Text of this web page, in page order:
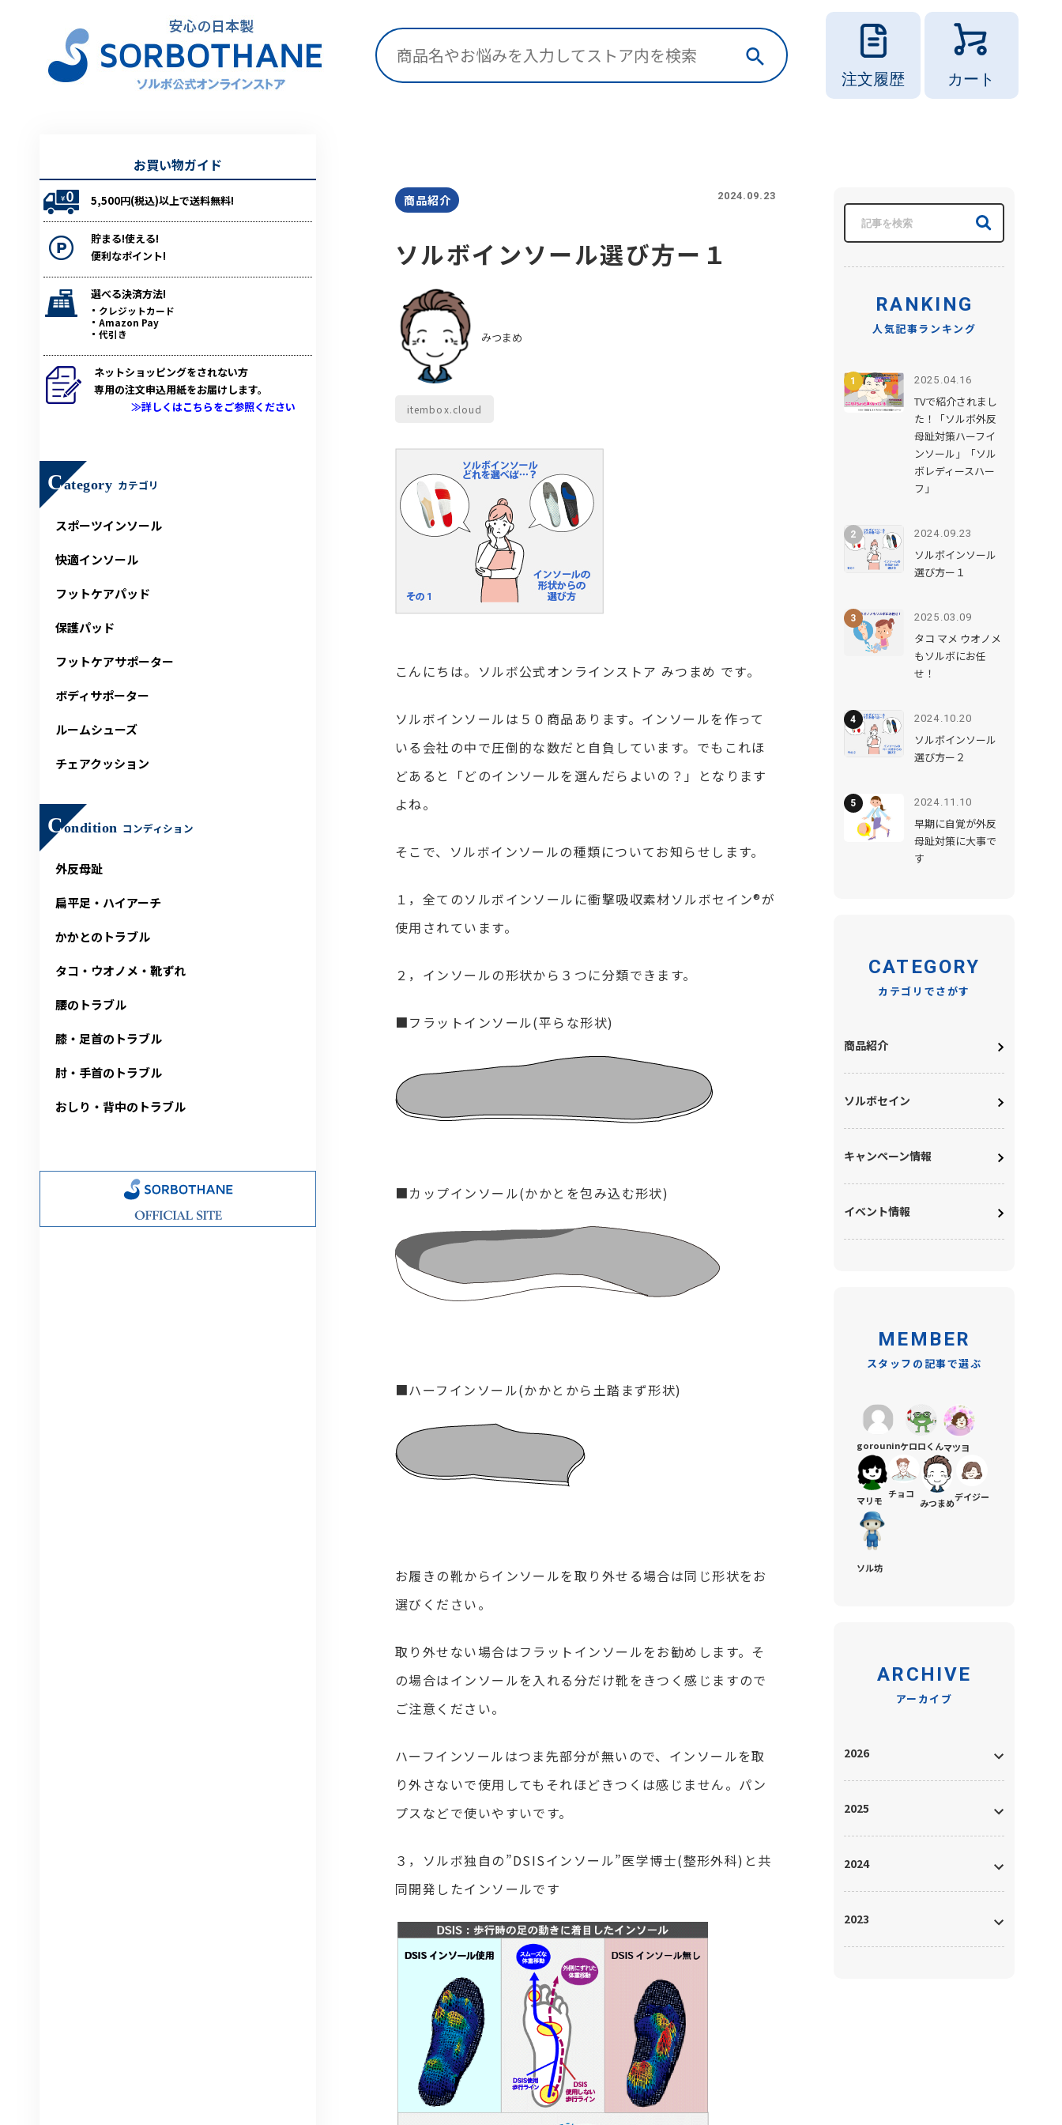
注文履歴 カート
商品紹介 2024.09.23
ソルボインソール選び方ー１
みつまめ
itembox.cloud
こんにちは。ソルボ公式オンラインストア みつまめ です。
ソルボインソールは５０商品あります。インソールを作って
いる会社の中で圧倒的な数だと自負しています。でもこれほ
どあると「どのインソールを選んだらよいの？」となります
よね。
そこで、ソルボインソールの種類についてお知らせします。
１，全てのソルボインソールに衝撃吸収素材ソルボセイン®が
使用されています。
２，インソールの形状から３つに分類できます。
■フラットインソール(平らな形状)
■カップインソール(かかとを包み込む形状)
■ハーフインソール(かかとから土踏まず形状)
お履きの靴からインソールを取り外せる場合は同じ形状をお
選びください。
取り外せない場合はフラットインソールをお勧めします。そ
の場合はインソールを入れる分だけ靴をきつく感じますので
ご注意ください。
ハーフインソールはつま先部分が無いので、インソールを取
り外さないで使用してもそれほどきつくは感じません。パン
プスなどで使いやすいです。
３，ソルボ独自の”DSISインソール”医学博士(整形外科)と共
同開発したインソールです
RANKING
人気記事ランキング
2025.04.16
TVで紹介されまし
た！「ソルボ外反
母趾対策ハーフイ
ンソール」「ソル
ボレディースハー
フ」
2024.09.23
ソルボインソール
選び方ー１
2025.03.09
タコ マメ ウオノメ
もソルボにお任
せ！
2024.10.20
ソルボインソール
選び方ー２
2024.11.10
早期に自覚が外反
母趾対策に大事で
す
CATEGORY
カテゴリでさがす
商品紹介
ソルボセイン
キャンペーン情報
イベント情報
MEMBER
スタッフの記事で選ぶ
gorouninケロロくんマツヨ
マリモ
チョコ
みつまめ
デイジー
ソル坊
ARCHIVE
アーカイブ
2026
2025
2024
2023
お買い物ガイド
5,500円(税込)以上で送料無料!
貯まる!使える!
便利なポイント!
選べる決済方法!
クレジットカード
Amazon Pay
代引き
ネットショッピングをされない方
専用の注文申込用紙をお届けします。
≫詳しくはこちらをご参照ください
Category カテゴリ
スポーツインソール
快適インソール
フットケアパッド
保護パッド
フットケアサポーター
ボディサポーター
ルームシューズ
チェアクッション
Condition コンディション
外反母趾
扁平足・ハイアーチ
かかとのトラブル
タコ・ウオノメ・靴ずれ
腰のトラブル
膝・足首のトラブル
肘・手首のトラブル
おしり・背中のトラブル